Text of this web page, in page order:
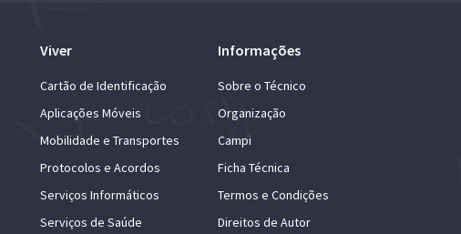
Viver
Cartão de Identificação
Aplicações Móveis
Mobilidade e Transportes
Protocolos e Acordos
Serviços Informáticos
Serviços de Saúde
Informações
Sobre o Técnico
Organização
Campi
Ficha Técnica
Termos e Condições
Direitos de Autor